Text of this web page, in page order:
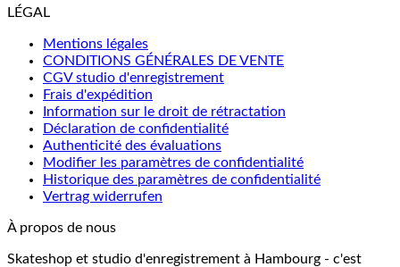
LÉGAL
Mentions légales
CONDITIONS GÉNÉRALES DE VENTE
CGV studio d'enregistrement
Frais d'expédition
Information sur le droit de rétractation
Déclaration de confidentialité
Authenticité des évaluations
Modifier les paramètres de confidentialité
Historique des paramètres de confidentialité
Vertrag widerrufen
À propos de nous
Skateshop et studio d'enregistrement à Hambourg - c'est